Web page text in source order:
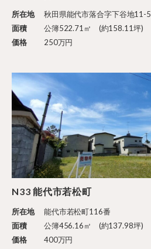
所在地
秋田県能代市落合字下谷地11-5
面積
公簿522.71㎡ (約158.11坪)
価格
250万円
N33 能代市若松町
所在地
能代市若松町116番
面積
公簿456.16㎡ (約137.98坪)
価格
400万円